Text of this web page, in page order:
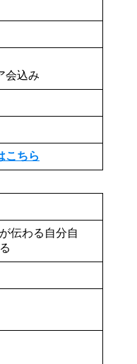
会込み
こちら
伝わる自分自